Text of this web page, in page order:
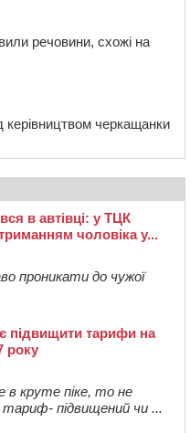
речовини, схожі на
керівництвом черкащанки
в автівці: у ТЦК
чоловіка у...
проникати до чужої
підвищити тарифи на
року
в круте піке, то не
підвищений чи ...